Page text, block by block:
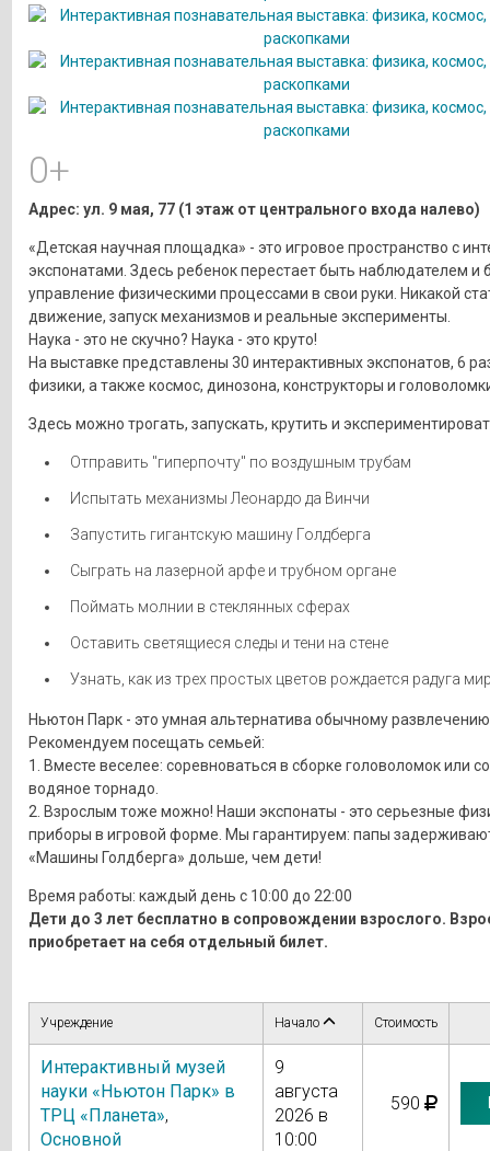
0+
Адрес: ул. 9 мая, 77 (1 этаж от центрального входа налево)
«Детская научная площадка» - это игровое пространство с
экспонатами. Здесь ребенок перестает быть наблюдателем и
управление физическими процессами в свои руки. Никакой
движение, запуск механизмов и реальные эксперименты.
Наука - это не скучно? Наука - это круто!
На выставке представлены 30 интерактивных экспонатов, 6
физики, а также космос, динозона, конструкторы и
Здесь можно трогать, запускать, крутить и
Отправить "гиперпочту" по воздушным трубам
Испытать механизмы Леонардо да Винчи
Запустить гигантскую машину Голдберга
Сыграть на лазерной арфе и трубном органе
Поймать молнии в стеклянных сферах
Оставить светящиеся следы и тени на стене
Узнать, как из трех простых цветов рождается радуга
Ньютон Парк - это умная альтернатива обычному
Рекомендуем посещать семьей:
1. Вместе веселее: соревноваться в сборке головоломок или
водяное торнадо.
2. Взрослым тоже можно! Наши экспонаты - это серьезные
приборы в игровой форме. Мы гарантируем: папы
«Машины Голдберга» дольше, чем дети!
Время работы: каждый день с 10:00 до 22:00
Дети до 3 лет бесплатно в сопровождении взрослого.
приобретает на себя отдельный билет.
Учреждение Начало Стоимость
Интерактивный музей
науки «Ньютон Парк» в
ТРЦ «Планета»,
Основной
9
августа
2026 в
10:00
590